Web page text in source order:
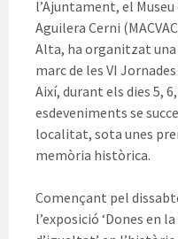
l’Ajuntament, el
Aguilera Cerni
Alta, ha organitzat una
marc de les VI
Així, durant els dies 5,
esdeveniments se
localitat, sota unes
memòria històrica.
Començant pel
l’exposició ‘Dones en